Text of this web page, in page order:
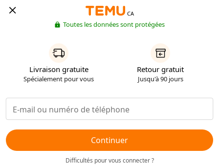
CA
Toutes les données sont protégées
Livraison gratuite
Spécialement pour vous
Retour gratuit
Jusqu'à 90 jours
Continuer
Difficultés pour vous connecter ?